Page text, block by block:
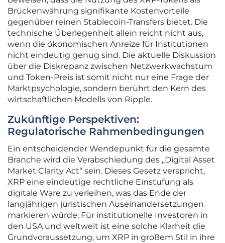
Brückenwährung signifikante Kostenvorteile
gegenüber reinen Stablecoin-Transfers bietet. Die
technische Überlegenheit allein reicht nicht aus,
wenn die ökonomischen Anreize für Institutionen
nicht eindeutig genug sind. Die aktuelle Diskussion
über die Diskrepanz zwischen Netzwerkwachstum
und Token-Preis ist somit nicht nur eine Frage der
Marktpsychologie, sondern berührt den Kern des
wirtschaftlichen Modells von Ripple.
Zukünftige Perspektiven:
Regulatorische Rahmenbedingungen
Ein entscheidender Wendepunkt für die gesamte
Branche wird die Verabschiedung des „Digital Asset
Market Clarity Act“ sein. Dieses Gesetz verspricht,
XRP eine eindeutige rechtliche Einstufung als
digitale Ware zu verleihen, was das Ende der
langjährigen juristischen Auseinandersetzungen
markieren würde. Für institutionelle Investoren in
den USA und weltweit ist eine solche Klarheit die
Grundvoraussetzung, um XRP in großem Stil in ihre